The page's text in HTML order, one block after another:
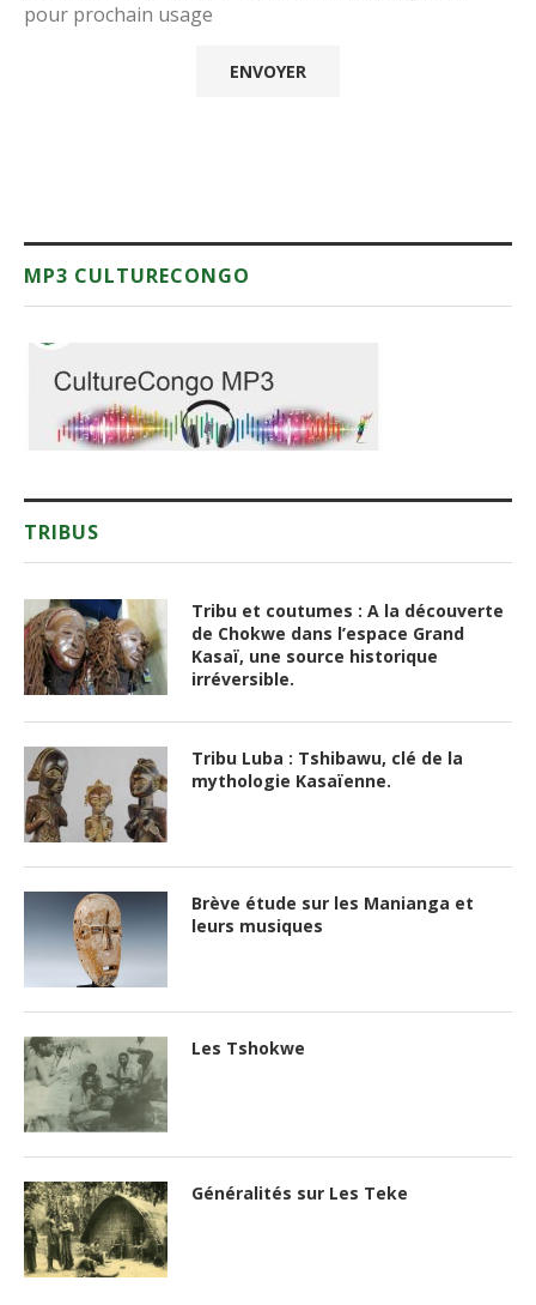
pour prochain usage
MP3 CULTURECONGO
TRIBUS
Tribu et coutumes : A la découverte
de Chokwe dans l’espace Grand
Kasaï, une source historique
irréversible.
Tribu Luba : Tshibawu, clé de la
mythologie Kasaïenne.
Brève étude sur les Manianga et
leurs musiques
Les Tshokwe
Généralités sur Les Teke